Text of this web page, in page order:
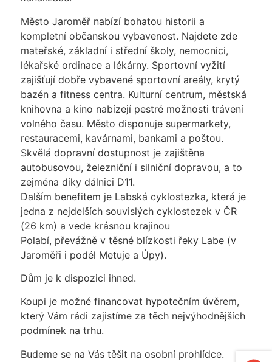
Město Jaroměř nabízí bohatou historii a
kompletní občanskou vybavenost. Najdete zde
mateřské, základní i střední školy, nemocnici,
lékařské ordinace a lékárny. Sportovní vyžití
zajišťují dobře vybavené sportovní areály, krytý
bazén a fitness centra. Kulturní centrum, městská
knihovna a kino nabízejí pestré možnosti trávení
volného času. Město disponuje supermarkety,
restauracemi, kavárnami, bankami a poštou.
Skvělá dopravní dostupnost je zajištěna
autobusovou, železniční i silniční dopravou, a to
zejména díky dálnici D11.
Dalším benefitem je Labská cyklostezka, která je
jedna z nejdelších souvislých cyklostezek v ČR
(26 km) a vede krásnou krajinou
Polabí, převážně v těsné blízkosti řeky Labe (v
Jaroměři i podél Metuje a Úpy).
Dům je k dispozici ihned.
Koupi je možné financovat hypotečním úvěrem,
který Vám rádi zajistíme za těch nejvýhodnějších
podmínek na trhu.
Budeme se na Vás těšit na osobní prohlídce.